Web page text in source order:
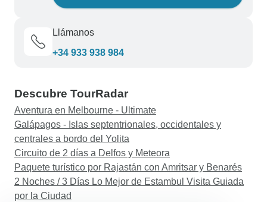
Llámanos
+34 933 938 984
Descubre TourRadar
Aventura en Melbourne - Ultimate
Galápagos - Islas septentrionales, occidentales y
centrales a bordo del Yolita
Circuito de 2 días a Delfos y Meteora
Paquete turístico por Rajastán con Amritsar y Benarés
2 Noches / 3 Días Lo Mejor de Estambul Visita Guiada
por la Ciudad